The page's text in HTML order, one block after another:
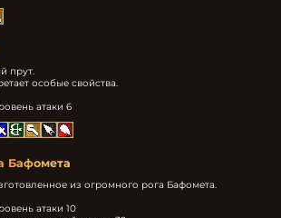
прут.
особые свойства.
атаки 6
Бафомета
из огромного рога Бафомета.
атаки 10